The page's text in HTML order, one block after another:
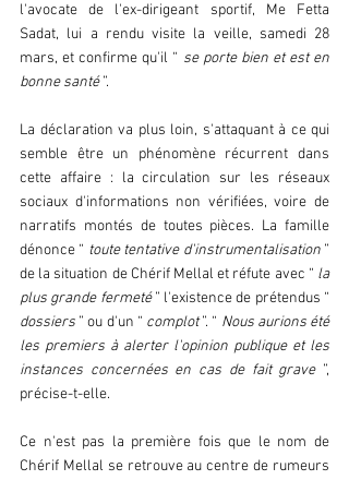
l'avocate de l'ex-dirigeant sportif, Me Fetta
Sadat, lui a rendu visite la veille, samedi 28
mars, et confirme qu'il “ se porte bien et est en
bonne santé ”.
La déclaration va plus loin, s'attaquant à ce qui
semble être un phénomène récurrent dans
cette affaire : la circulation sur les réseaux
sociaux d'informations non vérifiées, voire de
narratifs montés de toutes pièces. La famille
dénonce “ toute tentative d'instrumentalisation ”
de la situation de Chérif Mellal et réfute avec “ la
plus grande fermeté
dossiers ” ou d'un “ complot ”. “ Nous aurions été
les premiers à alerter l'opinion publique et les
instances concernées en cas de fait grave ”,
précise-t-elle.
Ce n'est pas la première fois que le nom de
Chérif Mellal se retrouve au centre de rumeurs